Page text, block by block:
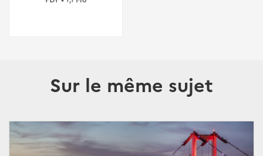
Sur le même sujet